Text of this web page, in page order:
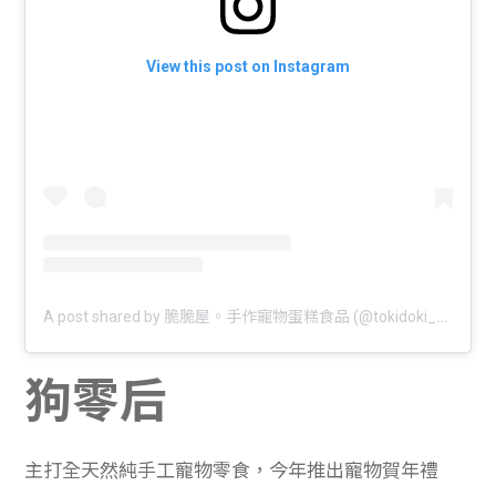
View this post on Instagram
A post shared by 脆脆屋。手作寵物蛋糕食品 (@tokidoki_sweet)
狗零后
主打全天然純手工寵物零食，今年推出寵物賀年禮